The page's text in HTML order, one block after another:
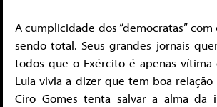
A cumplicidade dos “democratas”
sendo total. Seus grandes jornais
todos que o Exército é apenas vítima
Lula vivia a dizer que tem boa relação
Ciro Gomes tenta salvar a alma da